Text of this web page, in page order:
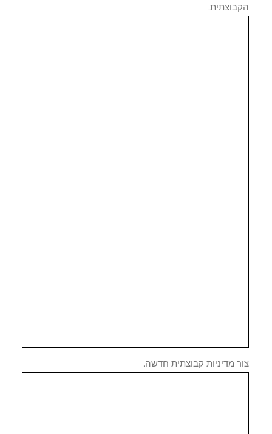
מדיניות קבוצתית חדשה.